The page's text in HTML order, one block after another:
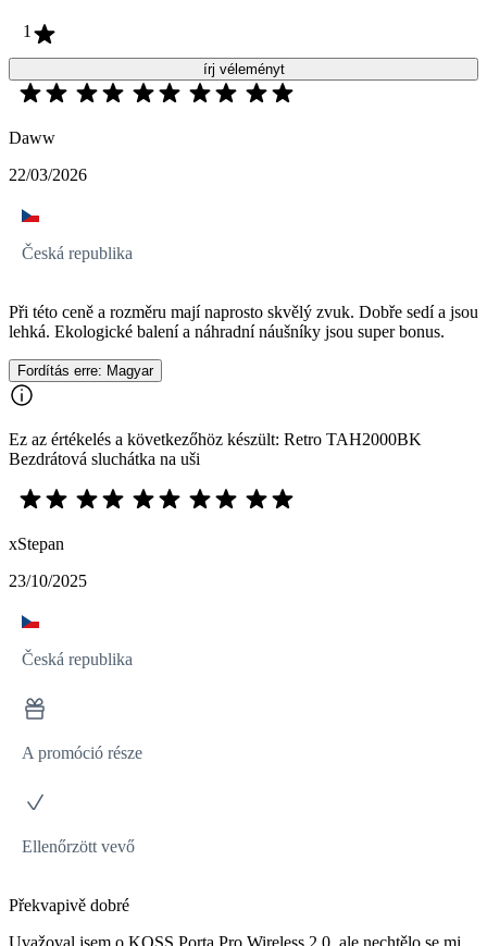
1
írj véleményt
Daww
22/03/2026
Česká republika
Při této ceně a rozměru mají naprosto skvělý zvuk. Dobře sedí a jsou
lehká. Ekologické balení a náhradní náušníky jsou super bonus.
Fordítás erre: Magyar
Ez az értékelés a következőhöz készült: Retro TAH2000BK
Bezdrátová sluchátka na uši
xStepan
23/10/2025
Česká republika
A promóció része
Ellenőrzött vevő
Překvapivě dobré
Uvažoval jsem o KOSS Porta Pro Wireless 2.0, ale nechtělo se mi